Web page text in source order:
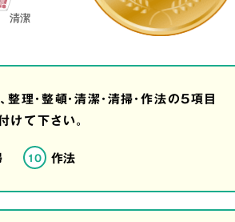
理・整頓・清潔・清掃・作法の5項目
て下さい。
10 作法